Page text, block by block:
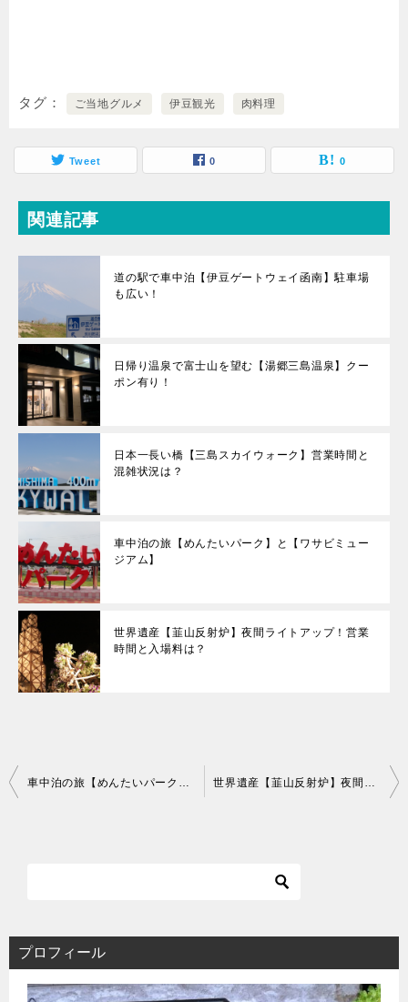
タグ ご当地グルメ 伊豆観光 肉料理
Tweet 0 0
関連記事
道の駅で車中泊【伊豆ゲートウェイ函南】駐車場
も広い！
日帰り温泉で富士山を望む【湯郷三島温泉】クー
ポン有り！
日本一長い橋【三島スカイウォーク】営業時間と
混雑状況は？
車中泊の旅【めんたいパーク】と【ワサビミュー
ジアム】
世界遺産【韮山反射炉】夜間ライトアップ！営業
時間と入場料は？
投
稿
ン
車中泊の旅【めんたいパーク】と【ワサビミュージアム】 世界遺産【韮山反射炉】夜間ライトアップ！営業時間と入場料は？
プロフィール